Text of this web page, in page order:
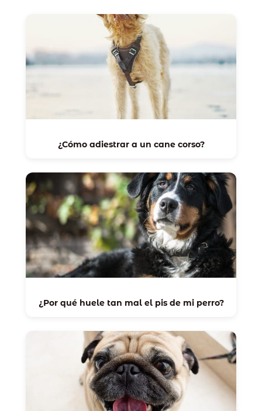
¿Cómo adiestrar a un cane corso?
¿Por qué huele tan mal el pis de mi perro?